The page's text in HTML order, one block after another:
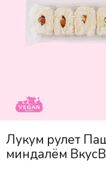
Лукум рулет
миндалём